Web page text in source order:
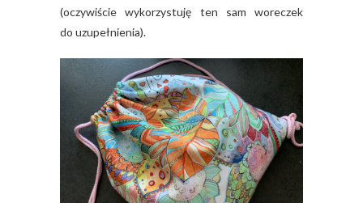
(oczywiście wykorzystuję ten sam woreczek
do uzupełnienia).